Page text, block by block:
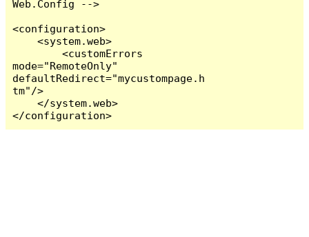
Web.Config -->
<configuration>
    <system.web>
        <customErrors
mode="RemoteOnly"
defaultRedirect="mycustompage.h
tm"/>
    </system.web>
</configuration>